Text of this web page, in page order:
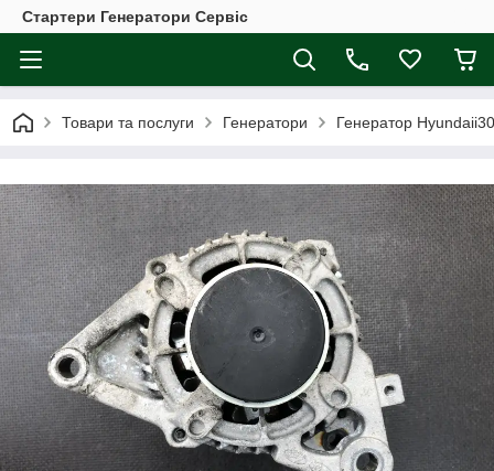
Стартери Генератори Сервіс
Товари та послуги Генератори Генератор